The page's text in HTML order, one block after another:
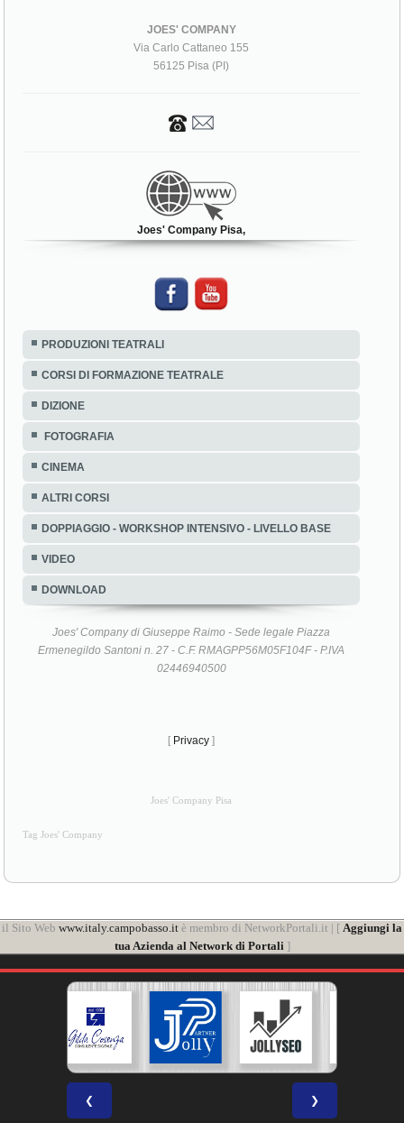
56125 Pisa (PI)
Joes' Company Pisa,
PRODUZIONI TEATRALI
CORSI DI FORMAZIONE TEATRALE
DIZIONE
FOTOGRAFIA
CINEMA
ALTRI CORSI
DOPPIAGGIO - WORKSHOP INTENSIVO - LIVELLO BASE
VIDEO
DOWNLOAD
Tag Joes' Company
il Sito Webwww.italy.campobasso.itè membro di NetworkPortali.it | [Aggiungi la
tua Azienda al Network di Portali]